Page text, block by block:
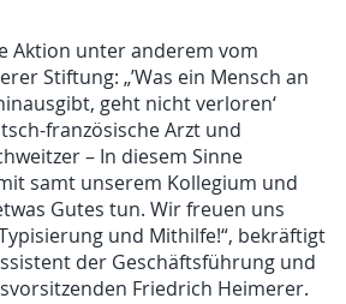
Aktion unter anderem vom
Stiftung: „’Was ein Mensch an
geht nicht verloren‘
französische Arzt und
– In diesem Sinne
samt unserem Kollegium und
Gutes tun. Wir freuen uns
und Mithilfe!“, bekräftigt
der Geschäftsführung und
Friedrich Heimerer.